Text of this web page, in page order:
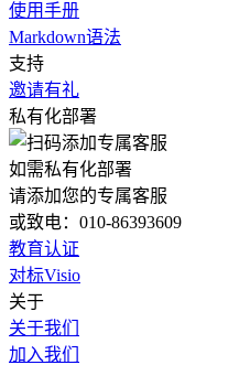
使用手册
Markdown语法
支持
邀请有礼
私有化部署
如需私有化部署
请添加您的专属客服
或致电：010-86393609
教育认证
对标Visio
关于
关于我们
加入我们